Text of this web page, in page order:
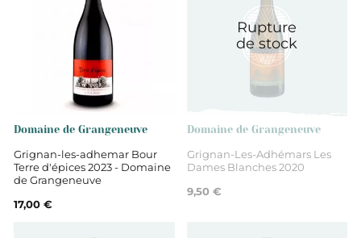
Domaine de Grangeneuve
Grignan-les-adhemar Bour
Terre d'épices 2023 - Domaine
de Grangeneuve
17,00 €
Rupture
de stock
Domaine de Grangeneuve
Grignan-Les-Adhémars Les
Dames Blanches 2020
9,50 €